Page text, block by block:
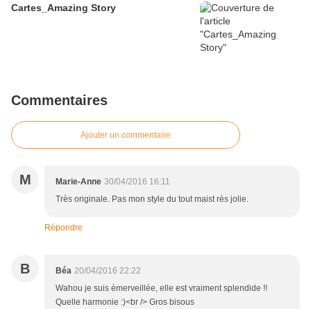
Cartes_Amazing Story
Commentaires
Ajouter un commentaire
M Marie-Anne 30/04/2016 16:11
Très originale. Pas mon style du tout maist rès jolie.
Répondre
B Béa 20/04/2016 22:22
Wahou je suis émerveillée, elle est vraiment splendide !!
Quelle harmonie :)<br /> Gros bisous